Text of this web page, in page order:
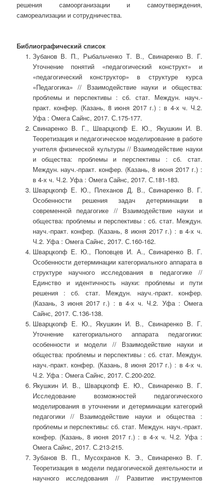
решения самоорганизации и самоутверждения,
самореализации и сотрудничества.
Библиографический список
Зубанов В. П., Рыбальченко Т. В., Свинаренко В. Г.
Уточнение понятий «педагогический конструкт» и
«педагогический конструктор» в структуре курса
«Педагогика» // Взаимодействие науки и общества:
проблемы и перспективы : сб. стат. Междун. науч.-
практ. конфер. (Казань, 8 июня 2017 г.) : в 4-х ч. Ч.2.
Уфа : Омега Сайнс, 2017. С.175-177.
Свинаренко В. Г., Шварцкопф Е. Ю., Якушкин И. В.
Теоретизация и педагогическое моделирование в работе
учителя физической культуры // Взаимодействие науки
и общества: проблемы и перспективы : сб. стат.
Междун. науч.-практ. конфер. (Казань, 8 июня 2017 г.) :
в 4-х ч. Ч.2. Уфа : Омега Сайнс, 2017. С.181-183.
Шварцкопф Е. Ю., Плеханов Д. В., Свинаренко В. Г.
Особенности решения задач детерминации в
современной педагогике // Взаимодействие науки и
общества: проблемы и перспективы : сб. стат. Междун.
науч.-практ. конфер. (Казань, 8 июня 2017 г.) : в 4-х ч.
Ч.2. Уфа : Омега Сайнс, 2017. С.160-162.
Шварцкопф Е. Ю., Поповцев И. А., Свинаренко В. Г.
Особенности детерминации категориального аппарата в
структуре научного исследования в педагогике //
Единство и идентичность науки: проблемы и пути
решения : сб. стат. Междун. науч.-практ. конфер.
(Казань, 3 июня 2017 г.) : в 4-х ч. Ч.2. Уфа : Омега
Сайнс, 2017. С.136-138.
Шварцкопф Е. Ю., Якушкин И. В., Свинаренко В. Г.
Уточнение категориального аппарата педагогики:
особенности и модели // Взаимодействие науки и
общества: проблемы и перспективы : сб. стат. Междун.
науч.-практ. конфер. (Казань, 8 июня 2017 г.) : в 4-х ч.
Ч.2. Уфа : Омега Сайнс, 2017. С.200-202.
Якушкин И. В., Шварцкопф Е. Ю., Свинаренко В. Г.
Исследование возможностей педагогического
моделирования в уточнении и детерминации категорий
педагогики // Взаимодействие науки и общества :
проблемы и перспективы: сб. стат. Междун. науч.-практ.
конфер. (Казань, 8 июня 2017 г.) : в 4-х ч. Ч.2. Уфа :
Омега Сайнс, 2017. С.213-215.
Зубанов В. П., Мусохранов К. Э., Свинаренко В. Г.
Теоретизация в модели педагогической деятельности и
научного исследования // Развитие инструментов